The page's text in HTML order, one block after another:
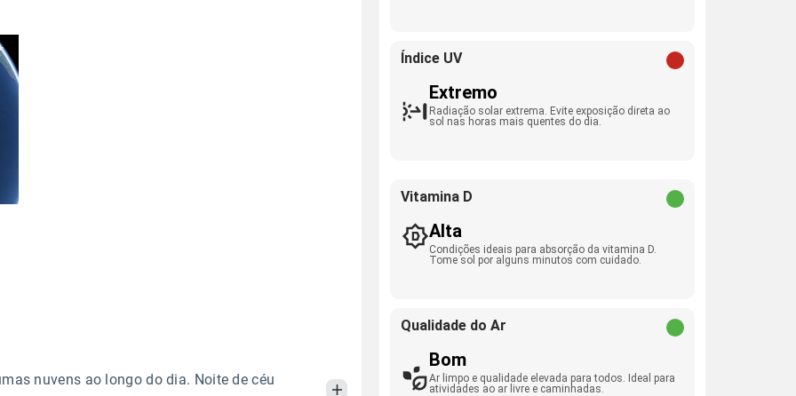
nuvens ao longo do dia. Noite de céu
Índice UV
Extremo
Radiação solar extrema. Evite exposição direta ao
sol nas horas mais quentes do dia.
Vitamina D
Alta
Condições ideais para absorção da vitamina D.
Tome sol por alguns minutos com cuidado.
Qualidade do Ar
Bom
Ar limpo e qualidade elevada para todos. Ideal para
atividades ao ar livre e caminhadas.